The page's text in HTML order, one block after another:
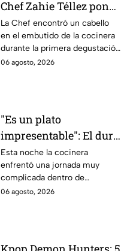
Chef Zahie Téllez pone
en evidencia a Carmen
en la gala de mandiles
negros de MasterChef
24/7
La Chef encontró un cabello
en el embutido de la cocinera
durante la primera degustación
de la noche
06 agosto, 2026
"Es un plato
impresentable": El duro
regaño que hizo llorar a
Michelle dentro de
MasterChef 24/7
Esta noche la cocinera
enfrentó una jornada muy
complicada dentro de
MasterChef 24/7.
06 agosto, 2026